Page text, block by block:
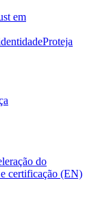
em
Proteja
do
certificação (EN)